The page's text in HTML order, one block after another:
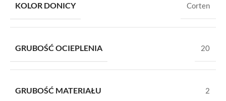
KOLOR DONICY Corten
GRUBOŚĆ OCIEPLENIA 20
GRUBOŚĆ MATERIAŁU 2